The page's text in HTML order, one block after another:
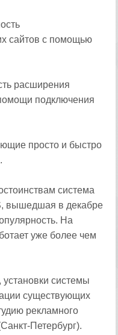
сайтов с помощью
расширения
подключения
просто и быстро
система
вышедшая в декабре
На
уже более чем
системы
существующих
рекламного
Петербург).